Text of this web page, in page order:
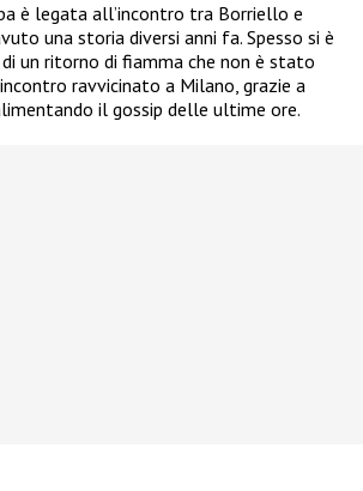
è legata all’incontro tra Borriello e
una storia diversi anni fa. Spesso si è
un ritorno di fiamma che non è stato
ravvicinato a Milano, grazie a
il gossip delle ultime ore.